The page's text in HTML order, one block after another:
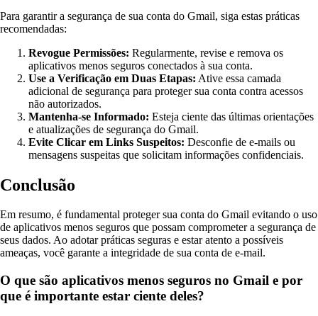
Para garantir a segurança de sua conta do Gmail, siga estas práticas
recomendadas:
Revogue Permissões: Regularmente, revise e remova os
aplicativos menos seguros conectados à sua conta.
Use a Verificação em Duas Etapas: Ative essa camada
adicional de segurança para proteger sua conta contra acessos
não autorizados.
Mantenha-se Informado: Esteja ciente das últimas orientações
e atualizações de segurança do Gmail.
Evite Clicar em Links Suspeitos: Desconfie de e-mails ou
mensagens suspeitas que solicitam informações confidenciais.
Conclusão
Em resumo, é fundamental proteger sua conta do Gmail evitando o uso
de aplicativos menos seguros que possam comprometer a segurança de
seus dados. Ao adotar práticas seguras e estar atento a possíveis
ameaças, você garante a integridade de sua conta de e-mail.
O que são aplicativos menos seguros no Gmail e por
que é importante estar ciente deles?